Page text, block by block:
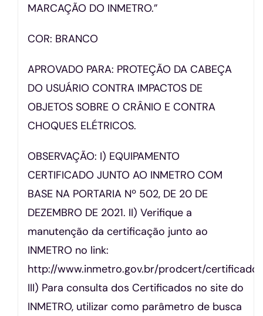
MARCAÇÃO DO INMETRO.”
COR: BRANCO
APROVADO PARA: PROTEÇÃO DA CABEÇA
DO USUÁRIO CONTRA IMPACTOS DE
OBJETOS SOBRE O CRÂNIO E CONTRA
CHOQUES ELÉTRICOS.
OBSERVAÇÃO: I) EQUIPAMENTO
CERTIFICADO JUNTO AO INMETRO COM
BASE NA PORTARIA Nº 502, DE 20 DE
DEZEMBRO DE 2021. II) Verifique a
manutenção da certificação junto ao
INMETRO no link:
http://www.inmetro.gov.br/prodcert/
III) Para consulta dos Certificados no site do
INMETRO, utilizar como parâmetro de busca